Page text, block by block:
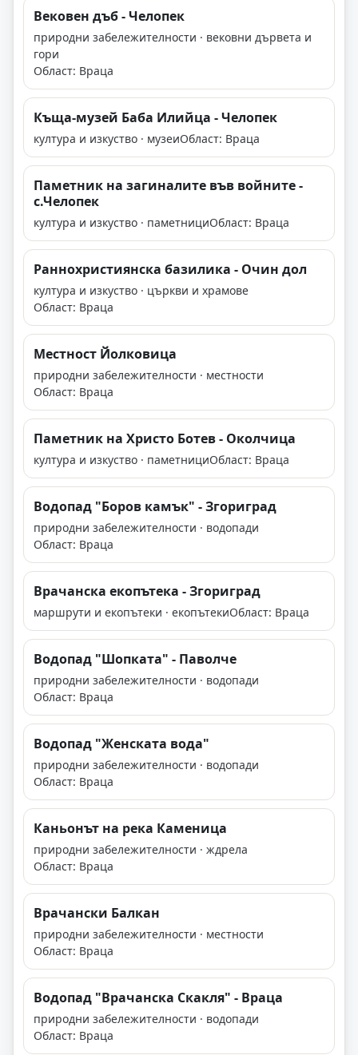
Вековен дъб - Челопек
природни забележителности · вековни дървета и
гори
Област: Враца
Къща-музей Баба Илийца - Челопек
култура и изкуство · музеиОбласт: Враца
Паметник на загиналите във войните -
с.Челопек
култура и изкуство · паметнициОбласт: Враца
Раннохристиянска базилика - Очин дол
култура и изкуство · църкви и храмове
Област: Враца
Местност Йолковица
природни забележителности · местности
Област: Враца
Паметник на Христо Ботев - Околчица
култура и изкуство · паметнициОбласт: Враца
Водопад "Боров камък" - Згориград
природни забележителности · водопади
Област: Враца
Врачанска екопътека - Згориград
маршрути и екопътеки · екопътекиОбласт: Враца
Водопад "Шопката" - Паволче
природни забележителности · водопади
Област: Враца
Водопад "Женската вода"
природни забележителности · водопади
Област: Враца
Каньонът на река Каменица
природни забележителности · ждрела
Област: Враца
Врачански Балкан
природни забележителности · местности
Област: Враца
Водопад "Врачанска Скакля" - Враца
природни забележителности · водопади
Област: Враца